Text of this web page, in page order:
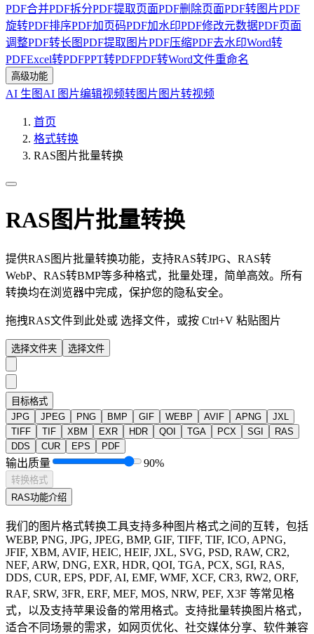
PDF合并PDF拆分PDF提取页面PDF删除页面PDF转图片PDF
旋转PDF排序PDF加页码PDF加水印PDF修改元数据PDF页面
调整PDF转长图PDF提取图片PDF压缩PDF去水印Word转
PDFExcel转PDFPPT转PDFPDF转Word文件重命名
高级功能
AI 生图 AI 图片编辑视频转图片 图片转视频
首页
格式转换
RAS图片批量转换
RAS图片批量转换
提供RAS图片批量转换功能，支持RAS转JPG、RAS转
WebP、RAS转BMP等多种格式，批量处理，简单高效。所有
转换均在浏览器中完成，保护您的隐私安全。
拖拽RAS文件到此处或 选择文件，或按 Ctrl+V 粘贴图片
选择文件夹 选择文件
目标格式
JPG
JPEG PNG BMP GIF WEBP AVIF APNG
JXL
TIFF
TIF XBM EXR HDR QOI TGA PCX SGI
RAS
DDS
CUR EPS PDF
输出质量 90%
转换格式
RAS功能介绍
我们的图片格式转换工具支持多种图片格式之间的互转，包括
WEBP, PNG, JPG, JPEG, BMP, GIF, TIFF, TIF, ICO, APNG,
JFIF, XBM, AVIF, HEIC, HEIF, JXL, SVG, PSD, RAW, CR2,
NEF, ARW, DNG, EXR, HDR, QOI, TGA, PCX, SGI, RAS,
DDS, CUR, EPS, PDF, AI, EMF, WMF, XCF, CR3, RW2, ORF,
RAF, SRW, 3FR, ERF, MEF, MOS, NRW, PEF, X3F 等常见格
式，以及支持苹果设备的常用格式。支持批量转换图片格式，
适合不同场景的需求，如网页优化、社交媒体分享、软件兼容